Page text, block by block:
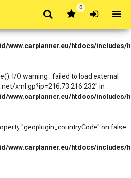
www.geoplugin.net/xml.gp?
www.carplanner.eu/htdocs/includes/
I/O warning : failed to load external
xml.gp?ip=216.73.216.232" in
www.carplanner.eu/htdocs/includes/
"geoplugin_countryCode" on false
www.carplanner.eu/htdocs/includes/
0